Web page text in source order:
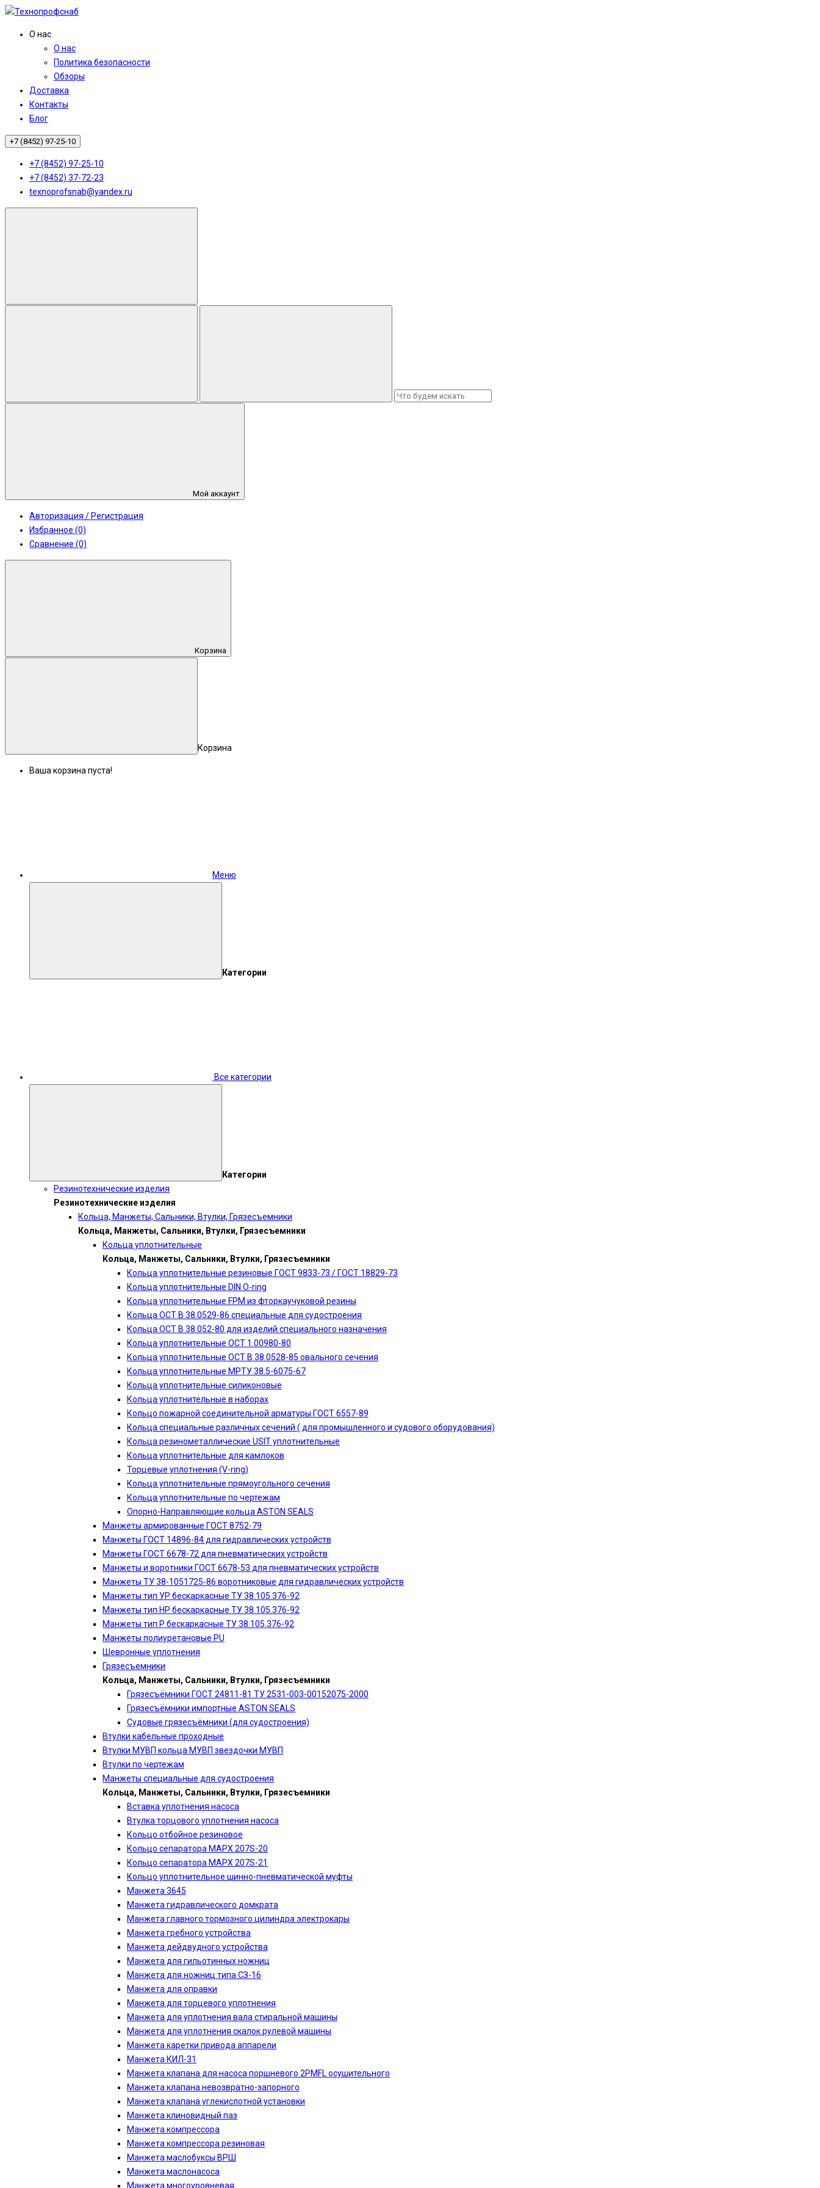
О нас
О нас
Политика безопасности
Обзоры
Доставка
Контакты
Блог
+7 (8452) 97-25-10
+7 (8452) 97-25-10
+7 (8452) 37-72-23
texnoprofsnab@yandex.ru
Мой аккаунт
Авторизация / Регистрация
Избранное (0)
Сравнение (0)
Корзина
Корзина
Ваша корзина пуста!
Меню
Категории
Все категории
Категории
Резинотехнические изделия
Резинотехнические изделия
Кольца, Манжеты, Сальники, Втулки, Грязесъемники
Кольца, Манжеты, Сальники, Втулки, Грязесъемники
Кольца уплотнительные
Кольца, Манжеты, Сальники, Втулки, Грязесъемники
Кольца уплотнительные резиновые ГОСТ 9833-73 / ГОСТ 18829-73
Кольца уплотнительные DIN O-ring
Кольца уплотнительные FPM из фторкаучуковой резины
Кольца ОСТ В 38.0529-86 специальные для судостроения
Кольца ОСТ В 38.052-80 для изделий специального назначения
Кольца уплотнительные ОСТ 1.00980-80
Кольца уплотнительные ОСТ В 38.0528-85 овального сечения
Кольца уплотнительные МРТУ 38.5-6075-67
Кольца уплотнительные силиконовые
Кольца уплотнительные в наборах
Кольцо пожарной соединительной арматуры ГОСТ 6557-89
Кольца специальные различных сечений ( для промышленного и судового оборудования)
Кольца резинометаллические USIT уплотнительные
Кольца уплотнительные для камлоков
Торцевые уплотнения (V-ring)
Кольца уплотнительные прямоугольного сечения
Кольца уплотнительные по чертежам
Опорно-Направляющие кольца ASTON SEALS
Манжеты армированные ГОСТ 8752-79
Манжеты ГОСТ 14896-84 для гидравлических устройств
Манжеты ГОСТ 6678-72 для пневматических устройств
Манжеты и воротники ГОСТ 6678-53 для пневматических устройств
Манжеты ТУ 38-1051725-86 воротниковые для гидравлических устройств
Манжеты тип УР бескаркасные ТУ 38.105.376-92
Манжеты тип НР бескаркасные ТУ 38.105.376-92
Манжеты тип Р бескаркасные ТУ 38.105.376-92
Манжеты полиуретановые PU
Шевронные уплотнения
Грязесъемники
Кольца, Манжеты, Сальники, Втулки, Грязесъемники
Грязесъёмники ГОСТ 24811-81 ТУ 2531-003-00152075-2000
Грязесъёмники импортные ASTON SEALS
Судовые грязесъёмники (для судостроения)
Втулки кабельные проходные
Втулки МУВП кольца МУВП звездочки МУВП
Втулки по чертежам
Манжеты специальные для судостроения
Кольца, Манжеты, Сальники, Втулки, Грязесъемники
Вставка уплотнения насоса
Втулка торцового уплотнения насоса
Кольцо отбойное резиновое
Кольцо сепаратора МАРХ 207S-20
Кольцо сепаратора МАРХ 207S-21
Кольцо уплотнительное шинно-пневматической муфты
Манжета 3645
Манжета гидравлического домкрата
Манжета главного тормозного цилиндра электрокары
Манжета гребного устройства
Манжета дейдвудного устройства
Манжета для гильотинных ножниц
Манжета для ножниц типа СЗ-16
Манжета для оправки
Манжета для торцевого уплотнения
Манжета для уплотнения вала стиральной машины
Манжета для уплотнения скалок рулевой машины
Манжета каретки привода аппарели
Манжета КИЛ-31
Манжета клапана для насоса поршневого 2PMFL осушительного
Манжета клапана невозвратно-запорного
Манжета клапана углекислотной установки
Манжета клиновидный паз
Манжета компрессора
Манжета компрессора резиновая
Манжета маслобуксы ВРШ
Манжета маслонасоса
Манжета многоуровневая